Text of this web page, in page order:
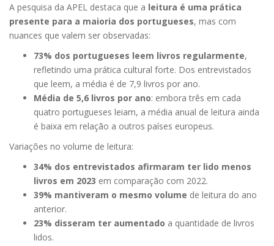
A pesquisa da APEL destaca que a leitura é uma prática
presente para a maioria dos portugueses, mas com
nuances que valem ser observadas:
73% dos portugueses leem livros regularmente,
refletindo uma prática cultural forte. Dos entrevistados
que leem, a média é de 7,9 livros por ano.
Média de 5,6 livros por ano: embora três em cada
quatro portugueses leiam, a média anual de leitura ainda
é baixa em relação a outros países europeus.
Variações no volume de leitura:
34% dos entrevistados afirmaram ter lido menos
livros em 2023 em comparação com 2022.
39% mantiveram o mesmo volume de leitura do ano
anterior.
23% disseram ter aumentado a quantidade de livros
lidos.